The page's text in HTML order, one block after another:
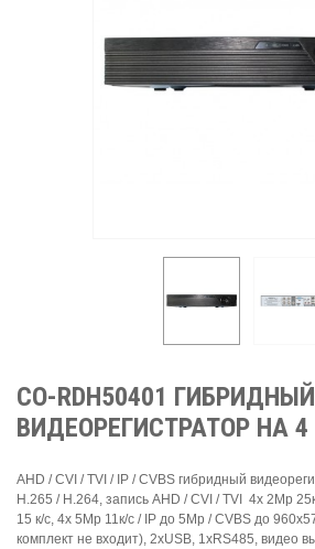
CO-RDH50401 ГИБРИДНЫЙ
ВИДЕОРЕГИСТРАТОР НА
AHD / CVI / TVI / IP / CVBS гибридный
H.265 / H.264, запись AHD / CVI / TVI 4x 2Mp
15 к/с, 4x 5Mp 11к/с / IP до 5Mp / CVBS до
комплект не входит), 2xUSB, 1xRS485, видео